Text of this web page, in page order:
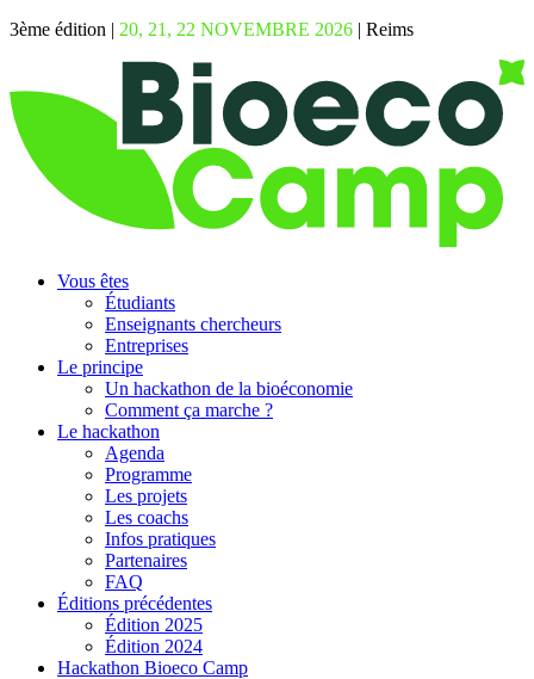
3ème édition | 20, 21, 22 NOVEMBRE 2026 | Reims
Vous êtes
Étudiants
Enseignants chercheurs
Entreprises
Le principe
Un hackathon de la bioéconomie
Comment ça marche ?
Le hackathon
Agenda
Programme
Les projets
Les coachs
Infos pratiques
Partenaires
FAQ
Éditions précédentes
Édition 2025
Édition 2024
Hackathon Bioeco Camp